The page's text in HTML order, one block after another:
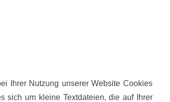
Ihrer Nutzung unserer Website Cookies
sich um kleine Textdateien, die auf Ihrer